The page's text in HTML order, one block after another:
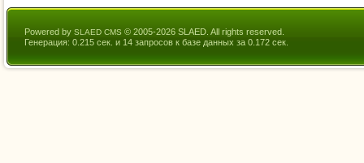
Powered by SLAED CMS © 2005-2026 SLAED. All rights reserved.
Генерация: 0.215 сек. и 14 запросов к базе данных за 0.172 сек.